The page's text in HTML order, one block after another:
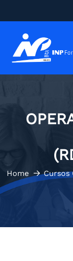
Home Cursos